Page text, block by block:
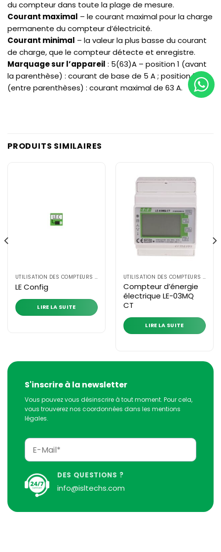
du compteur dans toute la plage de mesure.
Courant maximal – le courant maximal pour la charge
permanente du compteur d’électricité.
Courant minimal – la valeur la plus basse du courant
de charge, que le compteur détecte et enregistre.
Marquage sur l’appareil : 5(63)A – position 1 (avant
la parenthèse) : courant de base de 5 A ; position 2
(entre parenthèses) : courant maximal de 63 A.
PRODUITS SIMILAIRES
UTILISATION DES COMPTEURS D'ÉNERGIE ÉLECTRIQUE
LE Config
LIRE LA SUITE
UTILISATION DES COMPTEURS D'ÉNERGIE ÉLECTRIQUE
Compteur d’énergie
électrique LE-03MQ
CT
LIRE LA SUITE
S'inscrire à la newsletter
Vous pouvez vous désinscrire à tout moment. Pour cela,
vous trouverez nos coordonnées dans les mentions
légales.
DES QUESTIONS ?
info@isltechs.com